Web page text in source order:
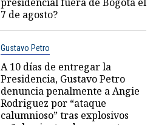
presidencial fuera de Bogotá el
7 de agosto?
Gustavo Petro
A 10 días de entregar la
Presidencia, Gustavo Petro
denuncia penalmente a Angie
Rodriguez por “ataque
calumnioso” tras explosivos